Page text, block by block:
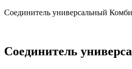
Соединитель универсальный Комби
Соединитель